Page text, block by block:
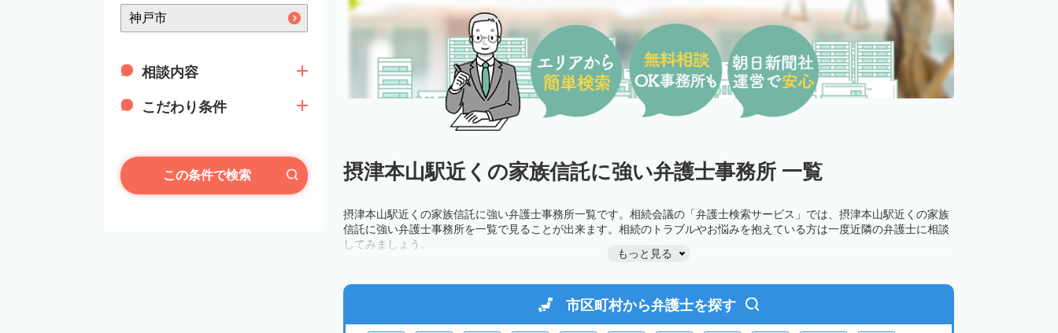
相談内容
こだわり条件
この条件で検索 摂津本山駅近くの家族信託に強い弁護士事務所 一覧
摂津本山駅近くの家族信託に強い弁護士事務所一覧です。相続会議の「弁護士検索サービス」では、摂津本山駅近くの家族
信託に強い弁護士事務所を一覧で見ることが出来ます。相続のトラブルやお悩みを抱えている方は一度近隣の弁護士に相談
してみましょう。
もっと見る
市区町村から弁護士を探す